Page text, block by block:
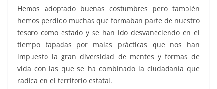
Hemos adoptado buenas costumbres pero también
hemos perdido muchas que formaban parte de nuestro
tesoro como estado y se han ido desvaneciendo en el
tiempo tapadas por malas prácticas que nos han
impuesto la gran diversidad de mentes y formas de
vida con las que se ha combinado la ciudadanía que
radica en el territorio estatal.